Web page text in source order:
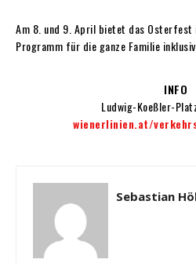
Am 8. und 9. April bietet das Osterfest
Programm für die ganze Familie
INFO
Ludwig-Koeßler-
wienerlinien.at/
Sebastian